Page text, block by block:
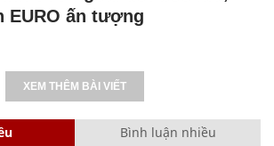
EURO ấn tượng
XEM THÊM BÀI VIẾT
Bình luận nhiều